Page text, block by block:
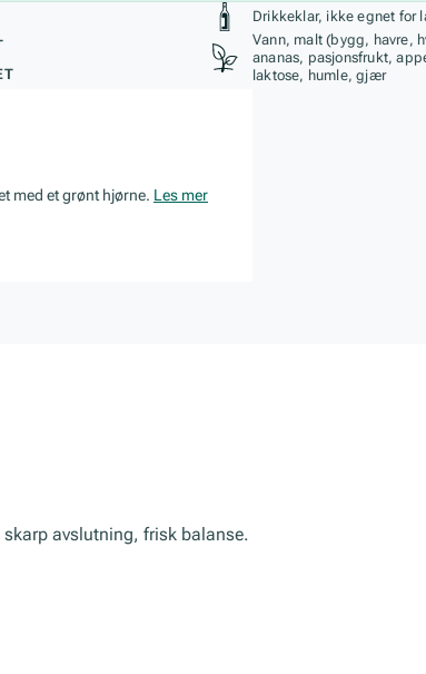
Stil, lagring og
Drikkeklar, ikke egnet for
Vann, malt (bygg, havre,
ananas, pasjonsfrukt,
laktose, humle, gjær
med et grønt hjørne. Les mer
avslutning, frisk balanse.